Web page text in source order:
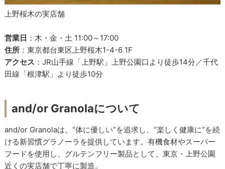
上野桜木の実店舗
営業日 ：木・金・土 11:00～17:00
住所 ：東京都台東区上野桜木1-4-6 1F
アクセス ：JR山手線「上野駅」上野公園口より徒歩14分／千代
田線「根津駅」より徒歩10分
and/or Granolaについて
and/or Granolaは、“体に優しい”を追求し、“楽しく健康に”を続
ける新習慣グラノーラを提供しています。有機食材やスーパー
フードを使用し、グルテンフリー製品として、東京・上野公園
近くの実店舗で丁寧に製造。